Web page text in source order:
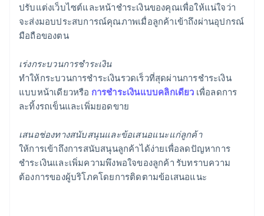
ปรับแต่งเว็บไซต์และหน้าชำระเงินของคุณเพื่อให้แน่ใจว่า
จะส่งมอบประสบการณ์คุณภาพเมื่อลูกค้าเข้าถึงผ่านอุปกรณ์
มือถือของตน
เร่งกระบวนการชำระเงิน
ทำให้กระบวนการชำระเงินรวดเร็วที่สุดผ่านการชำระเงิน
แบบหน้าเดียวหรือ การชำระเงินแบบคลิกเดียว เพื่อลดการ
ละทิ้งรถเข็นและเพิ่มยอดขาย
เสนอช่องทางสนับสนุนและข้อเสนอแนะแก่ลูกค้า
ให้การเข้าถึงการสนับสนุนลูกค้าได้ง่ายเพื่อลดปัญหาการ
ชำระเงินและเพิ่มความพึงพอใจของลูกค้า รับทราบความ
ต้องการของผู้บริโภคโดยการติดตามข้อเสนอแนะ